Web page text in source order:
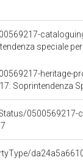
speciale
heritage-
Speciale per il
0500569217-